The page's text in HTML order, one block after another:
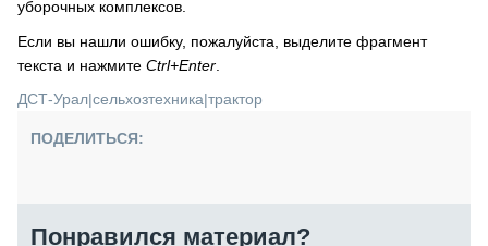
уборочных комплексов.
Если вы нашли ошибку, пожалуйста, выделите фрагмент
текста и нажмите Ctrl+Enter
ДСТ-Урал|сельхозтехника|трактор
ПОДЕЛИТЬСЯ:
Понравился материал?